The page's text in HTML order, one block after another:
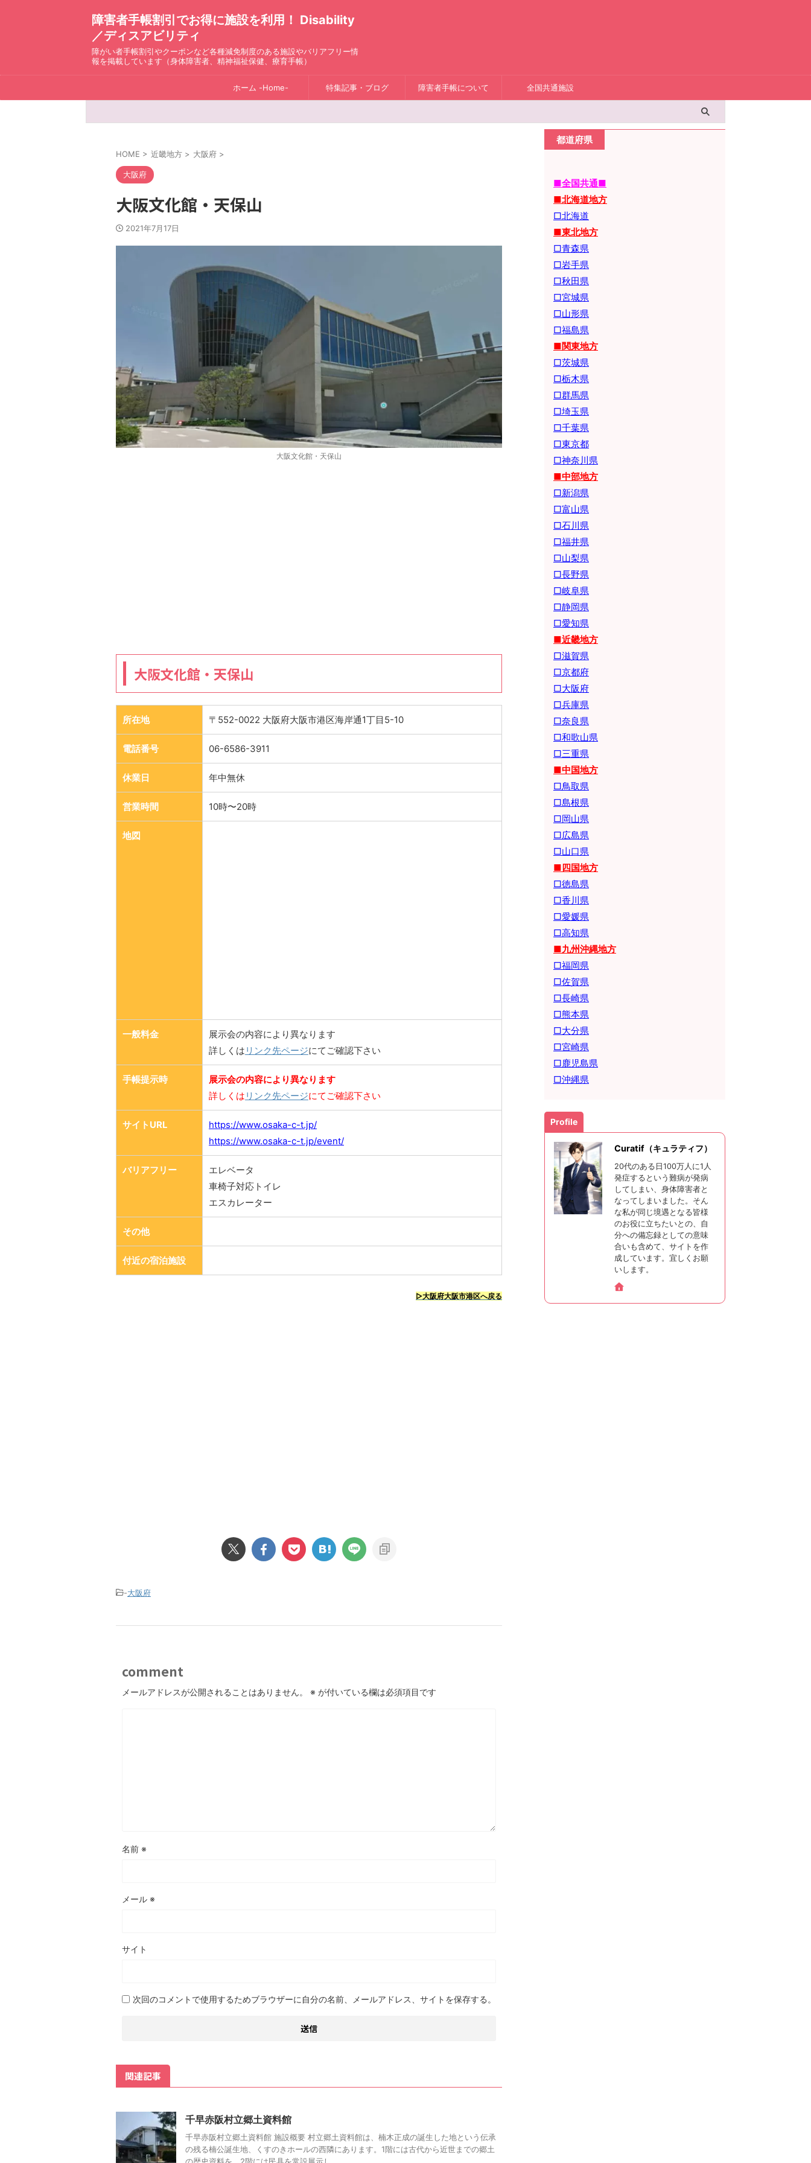
障害者手帳割引でお得に施設を利用！ Disability
／ディスアビリティ
障がい者手帳割引やクーポンなど各種減免制度のある施設やバリアフリー情
報を掲載しています（身体障害者、精神福祉保健、療育手帳）
ホーム -Home- 特集記事・ブログ 障害者手帳について 全国共通施設
HOME > 近畿地方 > 大阪府 >
大阪府
大阪文化館・天保山
2021年7月17日
大阪文化館・天保山
大阪文化館・天保山
所在地 〒552-0022 大阪府大阪市港区海岸通1丁目5-10
電話番号 06-6586-3911
休業日 年中無休
営業時間 10時〜20時
地図
一般料金
展示会の内容により異なります
詳しくは リンク先ページにてご確認下さい
手帳提示時
展示会の内容により異なります
詳しくは リンク先ページにてご確認下さい
サイトURL
https://www.osaka-c-t.jp/
https://www.osaka-c-t.jp/event/
バリアフリー
エレベータ
車椅子対応トイレ
エスカレーター
その他
付近の宿泊施設
▷大阪府大阪市港区へ戻る
-大阪府
comment
メールアドレスが公開されることはありません。 ※ が付いている欄は必須項目です
名前 ※
メール ※
サイト
次回のコメントで使用するためブラウザーに自分の名前、メールアドレス、サイトを保存する。
関連記事
千早赤阪村立郷土資料館
千早赤阪村立郷土資料館 施設概要 村立郷土資料館は、楠木正成の誕生した地という伝承
の残る楠公誕生地、くすのきホールの西隣にあります。1階には古代から近世までの郷土
の歴史資料を、2階には民具を常設展示し ...
都道府県
■全国共通■
■北海道地方
□北海道
■東北地方
□青森県
□岩手県
□秋田県
□宮城県
□山形県
□福島県
■関東地方
□茨城県
□栃木県
□群馬県
□埼玉県
□千葉県
□東京都
□神奈川県
■中部地方
□新潟県
□富山県
□石川県
□福井県
□山梨県
□長野県
□岐阜県
□静岡県
□愛知県
■近畿地方
□滋賀県
□京都府
□大阪府
□兵庫県
□奈良県
□和歌山県
□三重県
■中国地方
□鳥取県
□島根県
□岡山県
□広島県
□山口県
■四国地方
□徳島県
□香川県
□愛媛県
□高知県
■九州沖縄地方
□福岡県
□佐賀県
□長崎県
□熊本県
□大分県
□宮崎県
□鹿児島県
□沖縄県
Profile
Curatif（キュラティフ）
20代のある日100万人に1人
発症するという難病が発病
してしまい、身体障害者と
なってしまいました。そん
な私が同じ境遇となる皆様
のお役に立ちたいとの、自
分への備忘録としての意味
合いも含めて、サイトを作
成しています。宜しくお願
いします。